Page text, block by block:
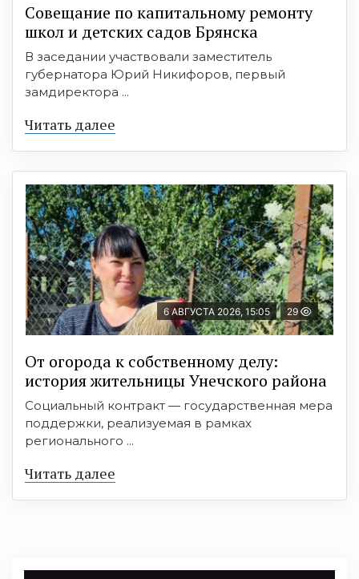
Совещание по капитальному ремонту
школ и детских садов Брянска
В заседании участвовали заместитель
губернатора Юрий Никифоров, первый
замдиректора ...
Читать далее
6 АВГУСТА 2026, 15:05 29
От огорода к собственному делу:
история жительницы Унечского района
Социальный контракт — государственная мера
поддержки, реализуемая в рамках
регионального ...
Читать далее